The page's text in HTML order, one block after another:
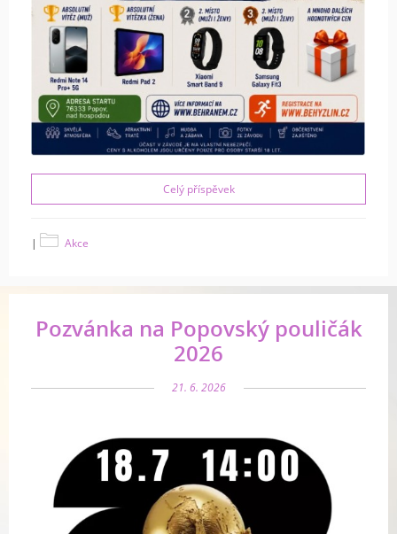
Celý příspěvek
| Akce
Pozvánka na Popovský pouličák
2026
21. 6. 2026